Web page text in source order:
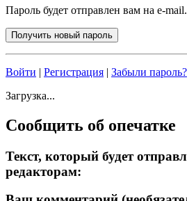
Пароль будет отправлен вам на e-mail.
Войти | Регистрация | Забыли пароль?
Загрузка...
Сообщить об опечатке
Текст, который будет
редакторам: